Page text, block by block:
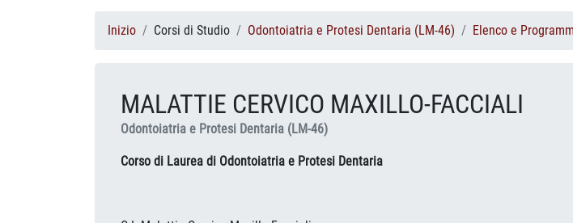
Inizio Corsi di Studio Odontoiatria e Protesi Dentaria (LM-46) Elenco e
MALATTIE CERVICO MAXILLO-FACCIALI
Odontoiatria e Protesi Dentaria (LM-46)
Corso di Laurea di Odontoiatria e Protesi Dentaria